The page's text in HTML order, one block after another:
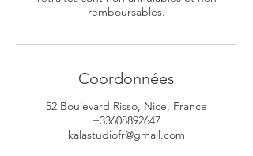
remboursables.
Coordonnées
52 Boulevard Risso, Nice, France
+33608892647
kalastudiofr@gmail.com